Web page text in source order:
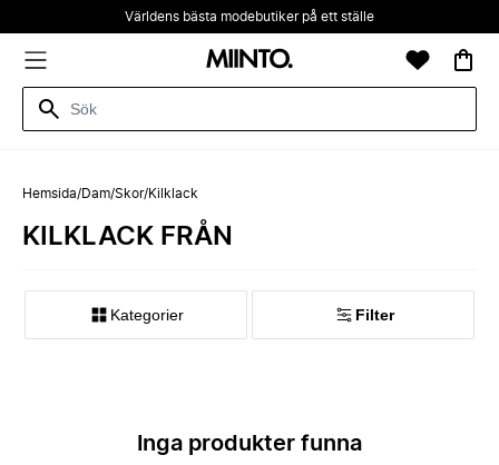
Världens bästa modebutiker på ett ställe
Hemsida/Dam/Skor/Kilklack
KILKLACK FRÅN
Kategorier Filter
Inga produkter funna